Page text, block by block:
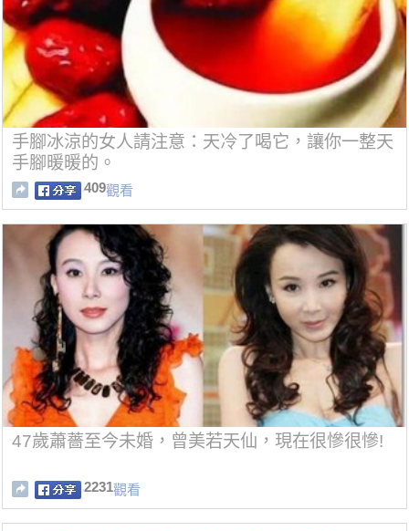
手腳冰涼的女人請注意：天冷了喝它，讓你一整天
手腳暖暖的。
409觀看
47歲蕭薔至今未婚，曾美若天仙，現在很慘很慘!
2231觀看